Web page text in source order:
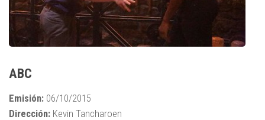
ABC
Emisión: 06/10/2015
Dirección: Kevin Tancharoen